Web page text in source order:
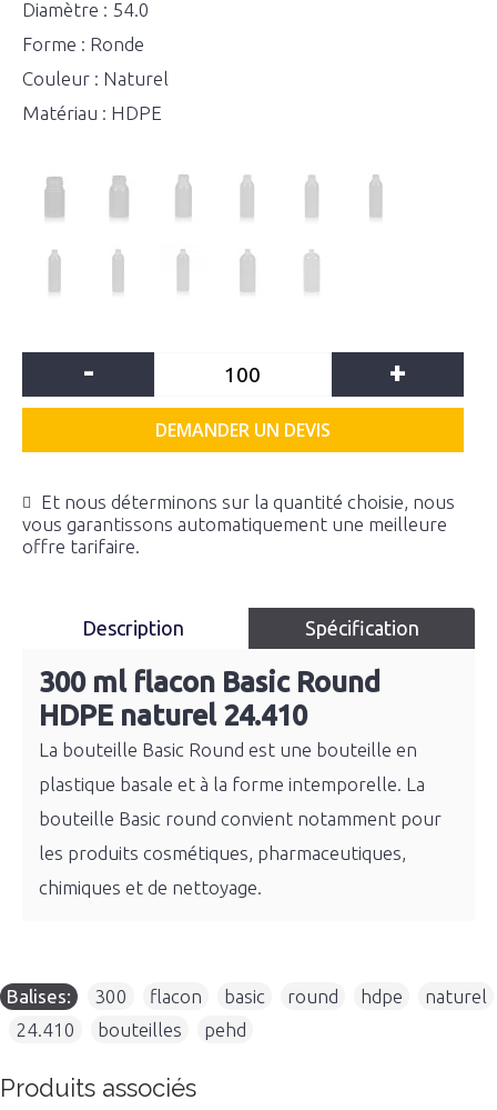
Diamètre : 54.0
Forme : Ronde
Couleur : Naturel
Matériau : HDPE
- +
DEMANDER UN DEVIS
Et nous déterminons sur la quantité choisie, nous
vous garantissons automatiquement une meilleure
offre tarifaire.
Description Spécification
300 ml flacon Basic Round
HDPE naturel 24.410
La bouteille Basic Round est une bouteille en
plastique basale et à la forme intemporelle. La
bouteille Basic round convient notamment pour
les produits cosmétiques, pharmaceutiques,
chimiques et de nettoyage.
Balises: 300 flacon basic round hdpe
naturel
24.410 bouteilles pehd
Produits associés